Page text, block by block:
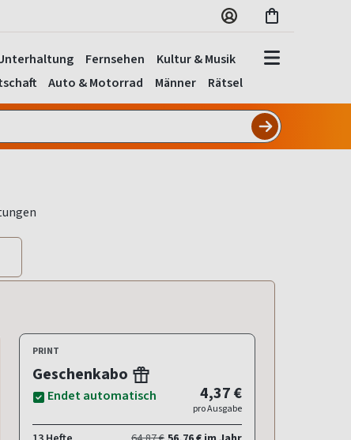
Fernsehen
Kultur & Musik
Auto & Motorrad Männer Rätsel
PRINT
Geschenkabo
Endet automatisch 4,37 €
pro Ausgabe